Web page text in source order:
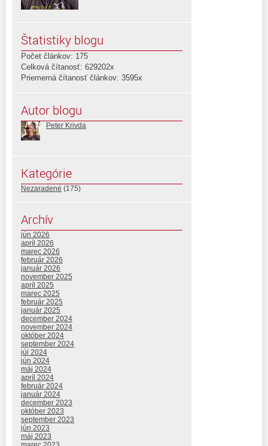
Štatistiky blogu
Počet článkov: 175
Celková čítanosť: 629202x
Priemerná čítanosť článkov: 3595x
Autor blogu
Peter Krivda
Kategórie
Nezaradené (175)
Archív
jún 2026
apríl 2026
marec 2026
február 2026
január 2026
november 2025
apríl 2025
marec 2025
február 2025
január 2025
december 2024
november 2024
október 2024
september 2024
júl 2024
jún 2024
máj 2024
apríl 2024
február 2024
január 2024
december 2023
október 2023
september 2023
jún 2023
máj 2023